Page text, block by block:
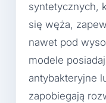
syntetycznych,
się węża,
nawet pod
modele
antybakteryjne
zapobiegają